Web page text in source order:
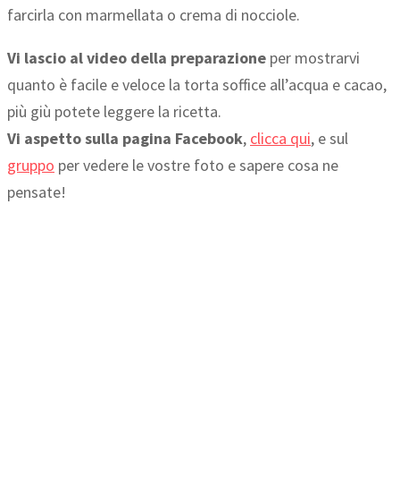
farcirla con marmellata o crema di nocciole.
Vi lascio al video della preparazione per mostrarvi
quanto è facile e veloce la torta soffice all’acqua e cacao,
più giù potete leggere la ricetta.
Vi aspetto sulla pagina Facebook, clicca qui, e sul
gruppo per vedere le vostre foto e sapere cosa ne
pensate!